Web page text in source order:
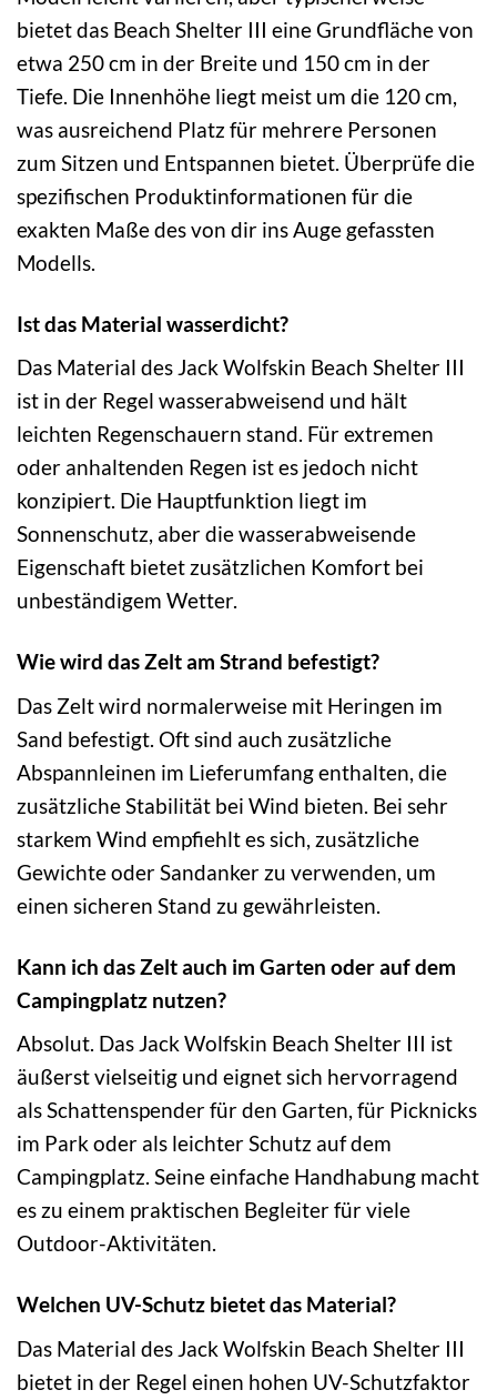
bietet das Beach Shelter III eine Grundfläche von
etwa 250 cm in der Breite und 150 cm in der
Tiefe. Die Innenhöhe liegt meist um die 120 cm,
was ausreichend Platz für mehrere Personen
zum Sitzen und Entspannen bietet. Überprüfe die
spezifischen Produktinformationen für die
exakten Maße des von dir ins Auge gefassten
Modells.
Ist das Material wasserdicht?
Das Material des Jack Wolfskin Beach Shelter III
ist in der Regel wasserabweisend und hält
leichten Regenschauern stand. Für extremen
oder anhaltenden Regen ist es jedoch nicht
konzipiert. Die Hauptfunktion liegt im
Sonnenschutz, aber die wasserabweisende
Eigenschaft bietet zusätzlichen Komfort bei
unbeständigem Wetter.
Wie wird das Zelt am Strand befestigt?
Das Zelt wird normalerweise mit Heringen im
Sand befestigt. Oft sind auch zusätzliche
Abspannleinen im Lieferumfang enthalten, die
zusätzliche Stabilität bei Wind bieten. Bei sehr
starkem Wind empfiehlt es sich, zusätzliche
Gewichte oder Sandanker zu verwenden, um
einen sicheren Stand zu gewährleisten.
Kann ich das Zelt auch im Garten oder auf dem
Campingplatz nutzen?
Absolut. Das Jack Wolfskin Beach Shelter III ist
äußerst vielseitig und eignet sich hervorragend
als Schattenspender für den Garten, für Picknicks
im Park oder als leichter Schutz auf dem
Campingplatz. Seine einfache Handhabung macht
es zu einem praktischen Begleiter für viele
Outdoor-Aktivitäten.
Welchen UV-Schutz bietet das Material?
Das Material des Jack Wolfskin Beach Shelter III
bietet in der Regel einen hohen UV-Schutzfaktor